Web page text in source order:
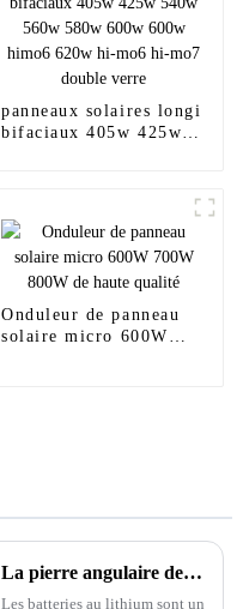
panneaux solaires longi
bifaciaux 405w 425w
verre
Onduleur de panneau
solaire micro 600W
La pierre angulaire de la nouvelle énergie : découvrez le développement et le principe des batteries au lithium
Les batteries au lithium sont un